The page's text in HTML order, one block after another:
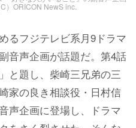
）ORICON NewS inc.
るフジテレビ系月9ドラマ
音声企画が話題だ。第4話
と題し、柴崎三兄弟の三
家の良き相談役・日村信
声企画に登場し、ドラマ